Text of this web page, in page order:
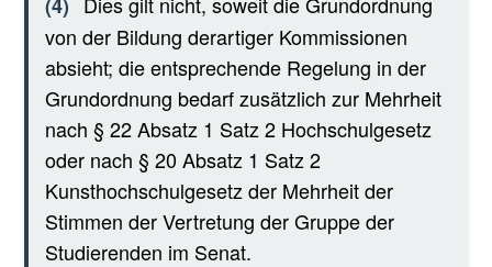
von der Bildung derartiger Kommissionen
absieht; die entsprechende Regelung in der
Grundordnung bedarf zusätzlich zur Mehrheit
nach § 22 Absatz 1 Satz 2 Hochschulgesetz
oder nach § 20 Absatz 1 Satz 2
Kunsthochschulgesetz der Mehrheit der
Stimmen der Vertretung der Gruppe der
Studierenden im Senat.